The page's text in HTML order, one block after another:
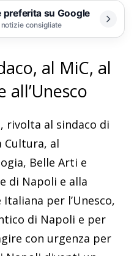
su Google
consigliate
al MiC, al
rivolta al sindaco di
Cultura, al
Belle Arti e
di Napoli e alla
per l’Unesco,
di Napoli e per
con urgenza per